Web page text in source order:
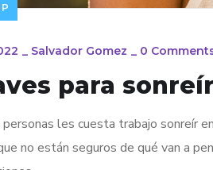
_ Salvador Gomez _ 0
para
personas les cuesta trabajo sonreír
no están seguros de qué van a